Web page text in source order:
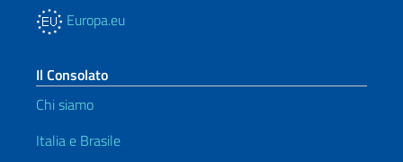
Europa.eu
Il Consolato
Chi siamo
Italia e Brasile